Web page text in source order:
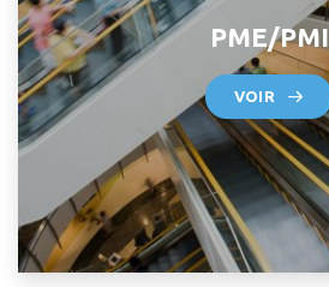
PME/PMI
VOIR